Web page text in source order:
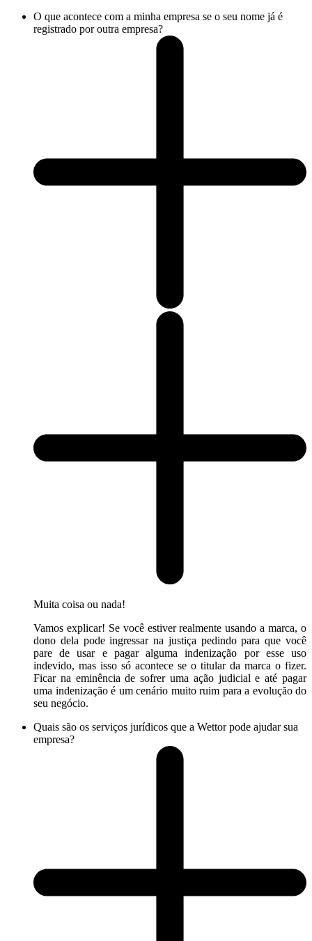
O que acontece com a minha empresa se o seu nome já é
registrado por outra empresa?
Muita coisa ou nada!
Vamos explicar! Se você estiver realmente usando a marca, o
dono dela pode ingressar na justiça pedindo para que você
pare de usar e pagar alguma indenização por esse uso
indevido, mas isso só acontece se o titular da marca o fizer.
Ficar na eminência de sofrer uma ação judicial e até pagar
uma indenização é um cenário muito ruim para a evolução do
seu negócio.
Quais são os serviços jurídicos que a Wettor pode ajudar sua
empresa?